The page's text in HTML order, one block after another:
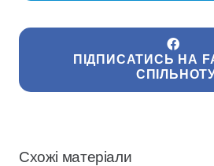
ПІДПИСАТИСЬ НА
Схожі матеріали